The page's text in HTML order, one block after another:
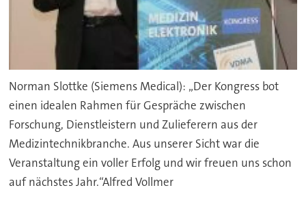
Norman Slottke (Siemens Medical): „Der Kongress bot
einen idealen Rahmen für Gespräche zwischen
Forschung, Dienstleistern und Zulieferern aus der
Medizintechnikbranche. Aus unserer Sicht war die
Veranstaltung ein voller Erfolg und wir freuen uns schon
auf nächstes Jahr.“Alfred Vollmer